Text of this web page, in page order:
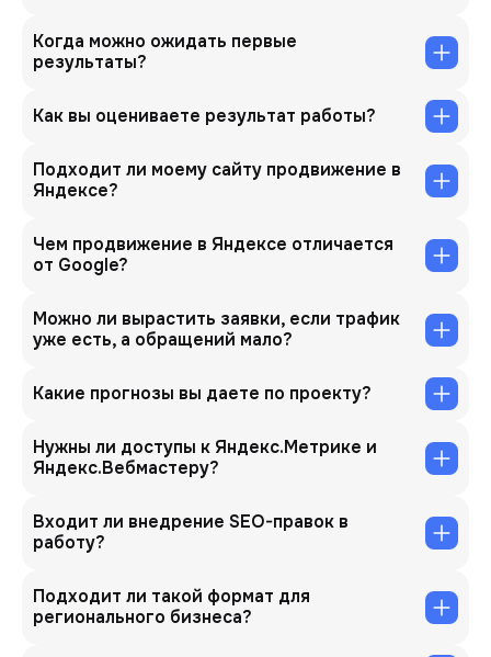
Когда можно ожидать первые
результаты?
Как вы оцениваете результат работы?
Подходит ли моему сайту продвижение в
Яндексе?
Чем продвижение в Яндексе отличается
от Google?
Можно ли вырастить заявки, если трафик
уже есть, а обращений мало?
Какие прогнозы вы даете по проекту?
Нужны ли доступы к Яндекс.Метрике и
Яндекс.Вебмастеру?
Входит ли внедрение SEO-правок в
работу?
Подходит ли такой формат для
регионального бизнеса?